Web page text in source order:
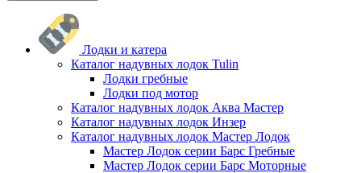
Лодки и катера
Каталог надувных лодок Tulin
Лодки гребные
Лодки под мотор
Каталог надувных лодок Аква Мастер
Каталог надувных лодок Инзер
Каталог надувных лодок Мастер Лодок
Мастер Лодок серии Барс Гребные
Мастер Лодок серии Барс Моторные